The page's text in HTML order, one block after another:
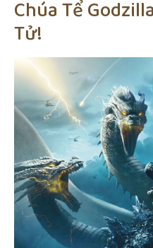
Chúa Tể
Tử!